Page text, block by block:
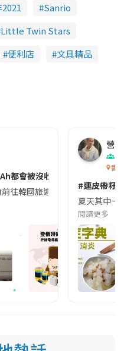
Sanrio
Little Twin Stars
便利店
文具精品
都會被沒收😱出發前切記檢查
前往韓國旅遊的民眾，近期要
營養
香港
#連皮帶籽
夏天其中一
閱讀更多